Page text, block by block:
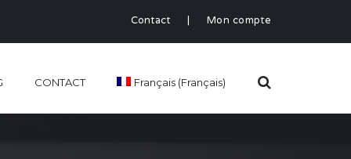
Contact | Mon compte
CONTACT Français (Français)